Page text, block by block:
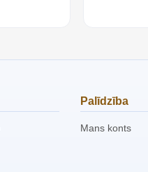
Palīdzība
Mans konts